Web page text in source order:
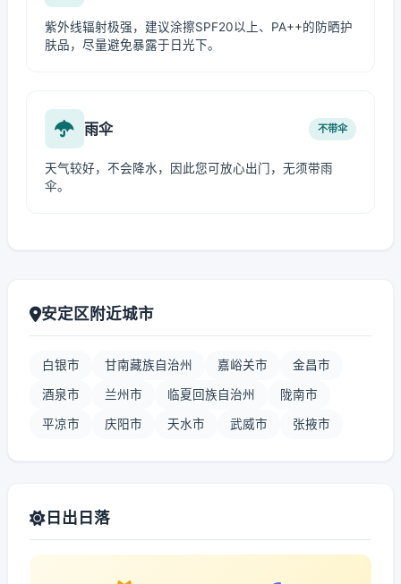
紫外线辐射极强，建议涂擦SPF20以上、PA++的防晒护
肤品，尽量避免暴露于日光下。
雨伞 不带伞
天气较好，不会降水，因此您可放心出门，无须带雨
伞。
安定区附近城市
白银市 甘南藏族自治州 嘉峪关市 金昌市
酒泉市 兰州市 临夏回族自治州 陇南市
平凉市 庆阳市 天水市 武威市 张掖市
日出日落